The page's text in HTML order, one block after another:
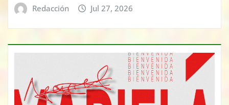
Redacción Jul 27, 2026